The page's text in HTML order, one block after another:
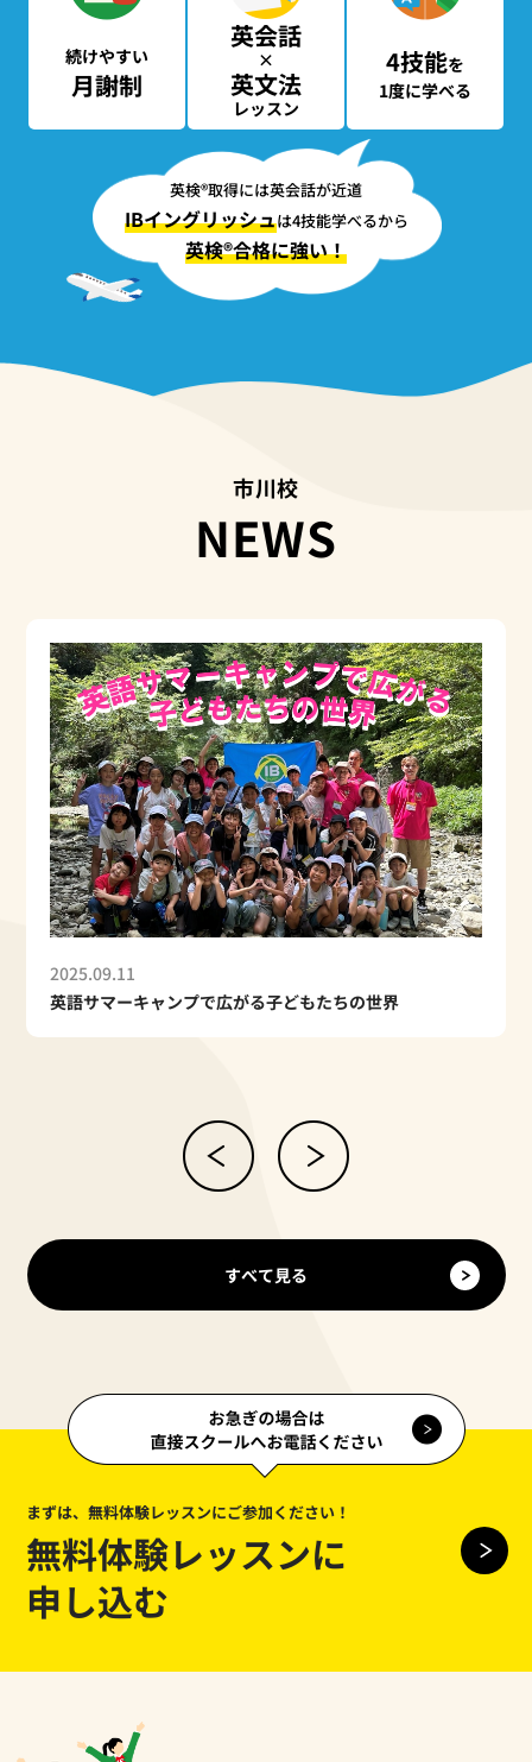
続けやすい
月謝制
英会話
×
英文法
レッスン
4技能を
1度に学べる
英検®取得には英会話が近道
IBイングリッシュは4技能学べるから
英検®合格に強い！
市川校
NEWS
2025.08.31
2025年度 第1回 英検® 合格実績速報
すべて見る
まずは、無料体験レッスンにご参加ください！
無料体験レッスンに
申し込む